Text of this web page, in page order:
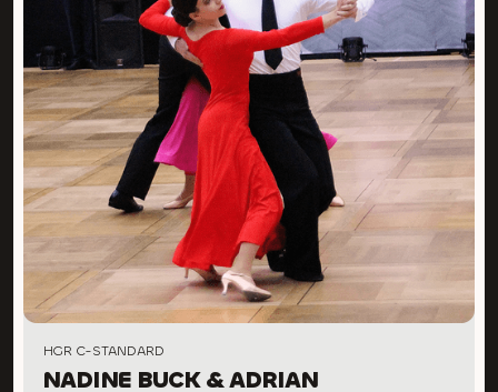
HGR C-STANDARD
NADINE BUCK & ADRIAN